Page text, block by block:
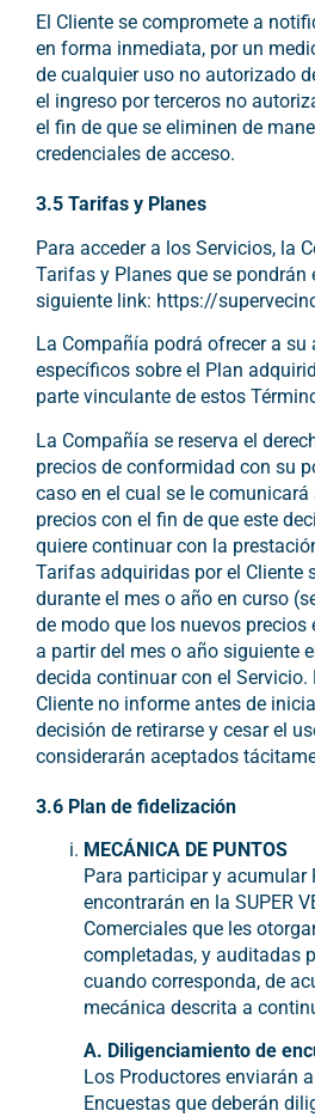
El Cliente se compromete a
en forma inmediata, por un
de cualquier uso no autorizado
el ingreso por terceros no
el fin de que se eliminen de
credenciales de acceso.
3.5 Tarifas y Planes
Para acceder a los Servicios, la
Tarifas y Planes que se pondrán
siguiente link: https://
La Compañía podrá ofrecer a
específicos sobre el Plan
parte vinculante de estos
La Compañía se reserva el
precios de conformidad con su
caso en el cual se le comunicará
precios con el fin de que este
quiere continuar con la
Tarifas adquiridas por el Cliente
durante el mes o año en curso
de modo que los nuevos
a partir del mes o año siguiente
decida continuar con el Servicio.
Cliente no informe antes de
decisión de retirarse y cesar el
considerarán aceptados
3.6 Plan de fidelización
MECÁNICA DE PUNTOS
Para participar y acumular
encontrarán en la SUPER
Comerciales que les
completadas, y auditadas
cuando corresponda, de
mecánica descrita a
A. Diligenciamiento de
Los Productores enviarán
Encuestas que deberán